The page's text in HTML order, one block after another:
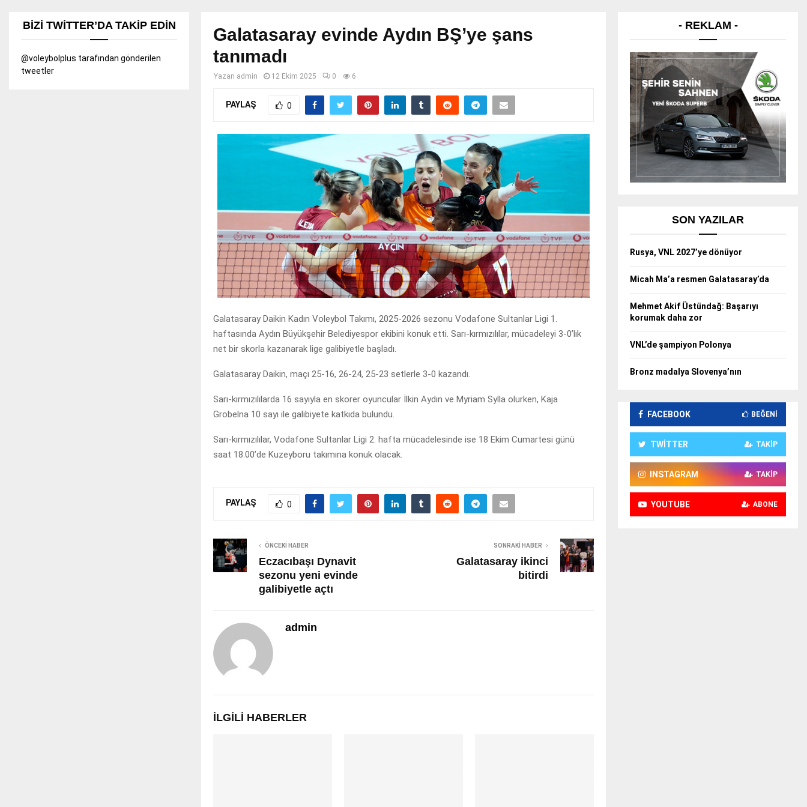
Galatasaray evinde Aydın BŞ’ye şans
tanımadı
Yazan admin 12 Ekim 2025 0 6
PAYLAŞ 0
Galatasaray Daikin Kadın Voleybol Takımı, 2025-2026 sezonu Vodafone Sultanlar Ligi 1.
haftasında Aydın Büyükşehir Belediyespor ekibini konuk etti. Sarı-kırmızılılar, mücadeleyi 3-0’lık
net bir skorla kazanarak lige galibiyetle başladı.
Galatasaray Daikin, maçı 25-16, 26-24, 25-23 setlerle 3-0 kazandı.
Sarı-kırmızılılarda 16 sayıyla en skorer oyuncular İlkin Aydın ve Myriam Sylla olurken, Kaja
Grobelna 10 sayı ile galibiyete katkıda bulundu.
Sarı-kırmızılılar, Vodafone Sultanlar Ligi 2. hafta mücadelesinde ise 18 Ekim Cumartesi günü
saat 18.00’de Kuzeyboru takımına konuk olacak.
PAYLAŞ 0
ÖNCEKI HABER
Eczacıbaşı Dynavit
sezonu yeni evinde
galibiyetle açtı
SONRAKI HABER
Galatasaray ikinci
bitirdi
admin
İLGILI HABERLER
BIZI TWITTER’DA TAKIP EDIN
@voleybolplus tarafından gönderilen
tweetler
- REKLAM -
SON YAZILAR
Rusya, VNL 2027’ye dönüyor
Micah Ma’a resmen Galatasaray’da
Mehmet Akif Üstündağ: Başarıyı
korumak daha zor
VNL’de şampiyon Polonya
Bronz madalya Slovenya’nın
FACEBOOK BEĞENI
TWITTER TAKIP
INSTAGRAM TAKIP
YOUTUBE ABONE